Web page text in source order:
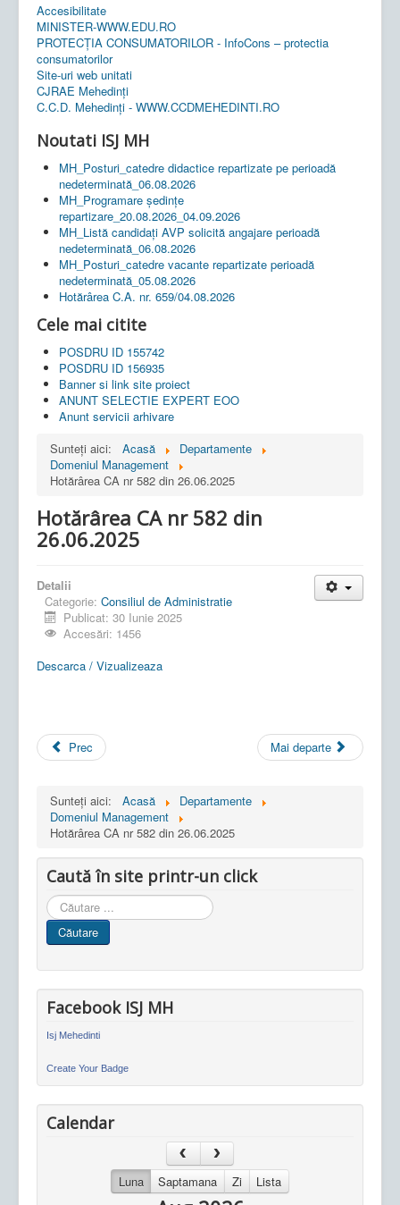
Accesibilitate
MINISTER-WWW.EDU.RO
PROTECȚIA CONSUMATORILOR - InfoCons – protectia
consumatorilor
Site-uri web unitati
CJRAE Mehedinți
C.C.D. Mehedinţi - WWW.CCDMEHEDINTI.RO
Noutati ISJ MH
MH_Posturi_catedre didactice repartizate pe perioadă
nedeterminată_06.08.2026
MH_Programare ședințe
repartizare_20.08.2026_04.09.2026
MH_Listă candidați AVP solicită angajare perioadă
nedeterminată_06.08.2026
MH_Posturi_catedre vacante repartizate perioadă
nedeterminată_05.08.2026
Hotărârea C.A. nr. 659/04.08.2026
Cele mai citite
POSDRU ID 155742
POSDRU ID 156935
Banner si link site proiect
ANUNT SELECTIE EXPERT EOO
Anunt servicii arhivare
Sunteți aici:
Acasă
Departamente
Domeniul Management
Hotărârea CA nr 582 din 26.06.2025
Hotărârea CA nr 582 din
26.06.2025
Detalii
Categorie: Consiliul de Administratie
Publicat: 30 Iunie 2025
Accesări: 1456
Descarca / Vizualizeaza
Prec Mai departe
Sunteți aici: Acasă
Departamente
Domeniul Management
Hotărârea CA nr 582 din 26.06.2025
Caută în site printr-un click
Cauta
in
site
Căutare
Facebook ISJ MH
Isj Mehedinti
Create Your Badge
Calendar
Luna Saptamana Zi Lista